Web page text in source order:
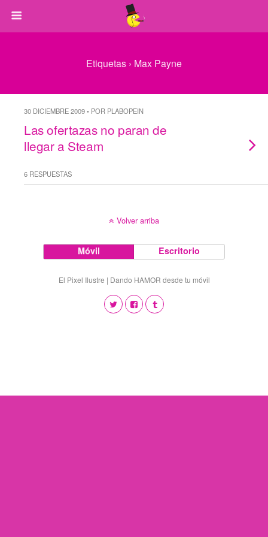
Etiquetas › Max Payne
30 DICIEMBRE 2009 • POR PLABOPEIN
Las ofertazas no paran de
llegar a Steam
6 RESPUESTAS
Volver arriba
Móvil Escritorio
El Pixel Ilustre | Dando HAMOR desde tu móvil